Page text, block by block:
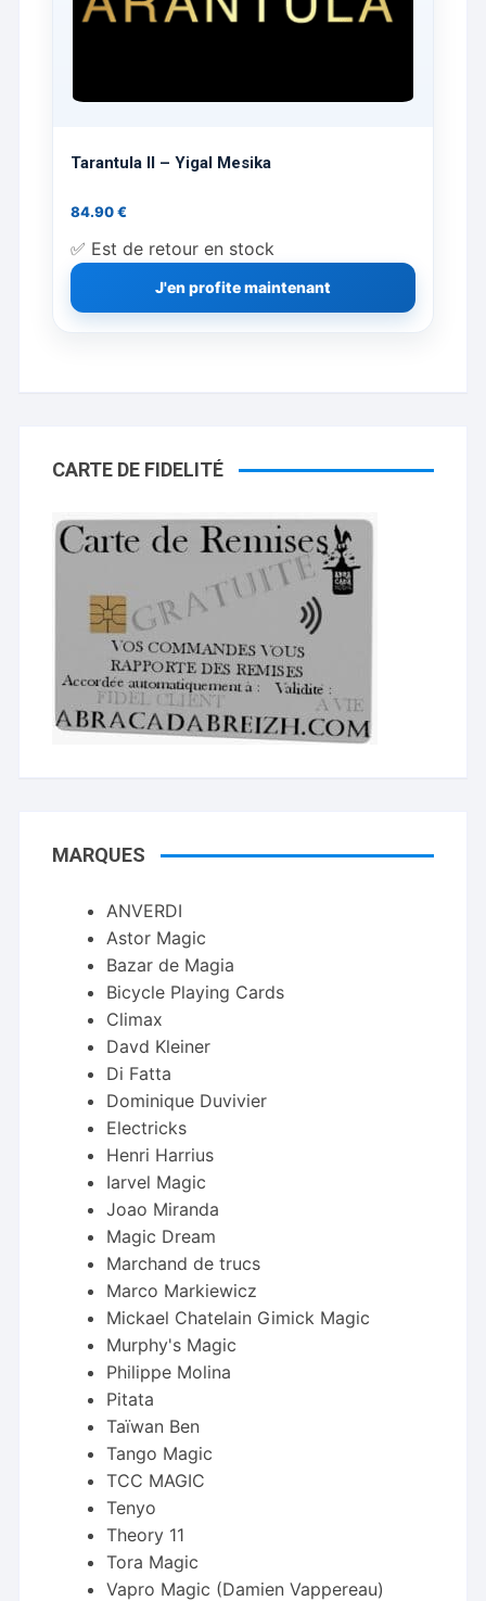
Tarantula II – Yigal Mesika
84.90€
✅ Est de retour en stock
J'en profite maintenant
CARTE DE FIDELITÉ
MARQUES
ANVERDI
Astor Magic
Bazar de Magia
Bicycle Playing Cards
Climax
Davd Kleiner
Di Fatta
Dominique Duvivier
Electricks
Henri Harrius
Iarvel Magic
Joao Miranda
Magic Dream
Marchand de trucs
Marco Markiewicz
Mickael Chatelain Gimick Magic
Murphy's Magic
Philippe Molina
Pitata
Taïwan Ben
Tango Magic
TCC MAGIC
Tenyo
Theory 11
Tora Magic
Vapro Magic (Damien Vappereau)